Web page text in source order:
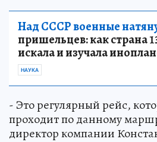
Над СССР военные
пришельцев: как страна
искала и изучала
НАУКА
- Это регулярный рейс,
проходит по данному
директор компании